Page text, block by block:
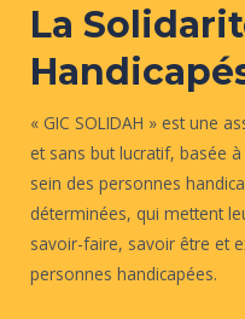
La
« GIC SOLIDAH » est une
et sans but lucratif, basée
sein des personnes
déterminées, qui mettent
savoir-faire, savoir être et
personnes handicapées.